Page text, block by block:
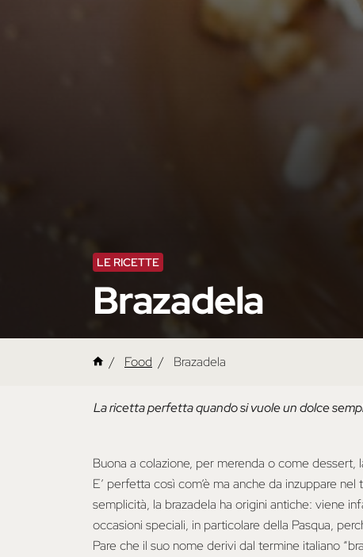
LE RICETTE
Brazadela
Food Brazadela
La ricetta perfetta quando si vuole un dolce
Buona a colazione, per merenda o come dessert,
E’ perfetta così com’è ma anche da inzuppare
semplicità, la brazadela ha origini antiche: viene
occasioni speciali, in particolare della Pasqua,
Pare che il suo nome derivi dal termine italiano